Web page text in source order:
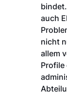
auch
nicht
allem
Profile